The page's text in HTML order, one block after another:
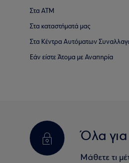
Στα ΑΤΜ
Στα καταστήματά μας
Στα Κέντρα Αυτόματων
Εάν είστε Άτομα με Αναπηρία
Όλα
Μάθετε τι